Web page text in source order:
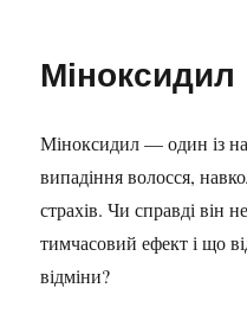
Міноксидил
Міноксидил — один із
випадіння волосся,
страхів. Чи справді він
тимчасовий ефект і що
відміни?